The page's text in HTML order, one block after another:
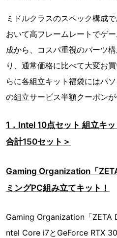
ミドルクラスのスペック構成
おいて高フレームレートでゲ
成から、コスパ重視のパーツ
り、通常価格に比べて大変お
らに各組立キット福袋にはパ
の組立サービス半額クーポンが
1．Intel 10点セット 組立キ
合計150セット＞
Gaming Organization「
ミングPC組み立てキット！
Gaming Organization「ZETA
ntel Core i7とGeForce RTX